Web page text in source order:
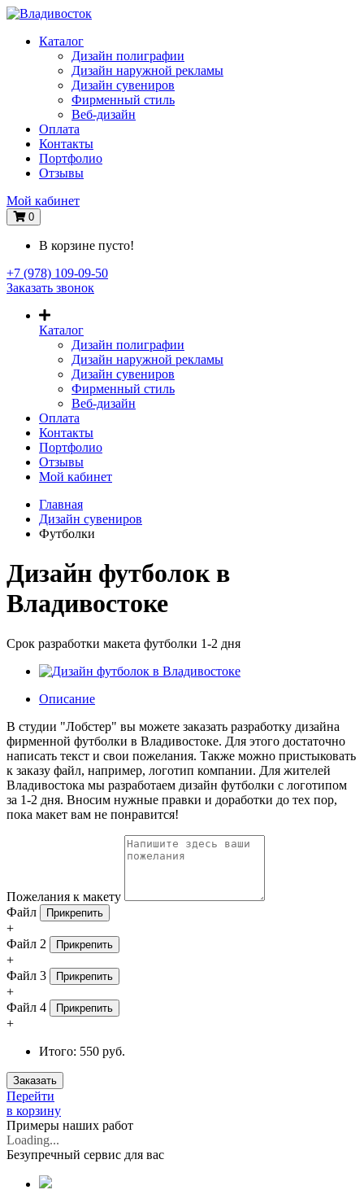
Каталог
Дизайн полиграфии
Дизайн наружной рекламы
Дизайн сувениров
Фирменный стиль
Веб-дизайн
Оплата
Контакты
Портфолио
Отзывы
Мой кабинет
0
В корзине пусто!
+7 (978) 109-09-50
Заказать звонок
Каталог
Дизайн полиграфии
Дизайн наружной рекламы
Дизайн сувениров
Фирменный стиль
Веб-дизайн
Оплата
Контакты
Портфолио
Отзывы
Мой кабинет
Главная
Дизайн сувениров
Футболки
Дизайн футболок в
Владивостоке
Срок разработки макета футболки 1-2 дня
Описание
В студии "Лобстер" вы можете заказать разработку дизайна
фирменной футболки в Владивостоке. Для этого достаточно
написать текст и свои пожелания. Также можно пристыковать
к заказу файл, например, логотип компании. Для жителей
Владивостока мы разработаем дизайн футболки с логотипом
за 1-2 дня. Вносим нужные правки и доработки до тех пор,
пока макет вам не понравится!
Пожелания к макету
Файл
Прикрепить
+
Файл 2
Прикрепить
+
Файл 3
Прикрепить
+
Файл 4
Прикрепить
+
Итого: 550 руб.
Заказать
Перейти
в корзину
Примеры наших работ
Loading...
Безупречный сервис для вас